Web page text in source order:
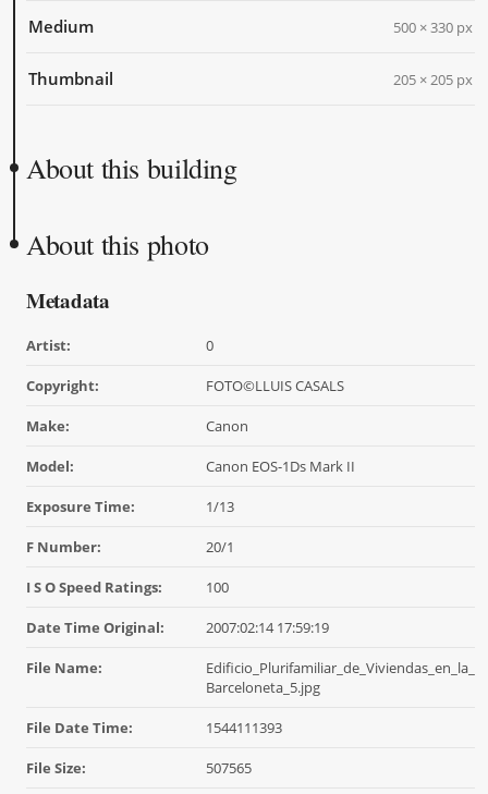
Medium 500 × 330 px
Thumbnail 205 × 205 px
About this building
About this photo
Metadata
Artist: 0
Copyright: FOTO©LLUIS CASALS
Make: Canon
Model: Canon EOS-1Ds Mark II
Exposure Time: 1/13
F Number: 20/1
I S O Speed Ratings: 100
Date Time Original: 2007:02:14 17:59:19
File Name:
Edificio_Plurifamiliar_de_Viviendas_en_la_
Barceloneta_5.jpg
File Date Time: 1544111393
File Size: 507565